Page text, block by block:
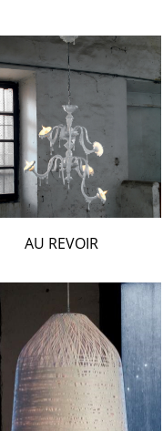
AU REVOIR